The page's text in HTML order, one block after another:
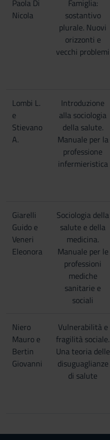
Paola Di
Nicola
Famiglia:
sostantivo
plurale. Nuovi
orizzonti e
vecchi problemi
Lombi L.
e
Stievano
A.
Introduzione
alla sociologia
della salute.
Manuale per la
professione
infermieristica
Giarelli
Guido e
Veneri
Eleonora
Sociologia della
salute e della
medicina.
Manuale per le
professioni
mediche
sanitarie e
sociali
Niero
Mauro e
Bertin
Giovanni
Vulnerabilità e
fragilità sociale.
Una teoria delle
disuguaglianze
di salute